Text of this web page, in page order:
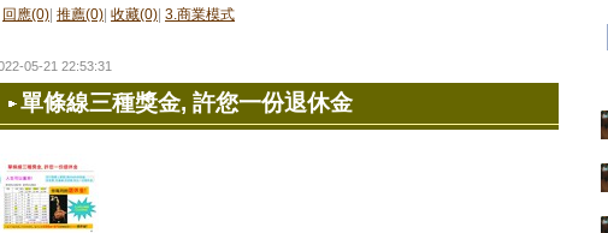
回應(0)| 推薦(0)| 收藏(0)| 3.商業模式
05-21 22:53:31
單條線三種獎金, 許您一份退休金